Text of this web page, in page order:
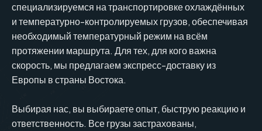
специализируемся на транспортировке охлаждённых
и температурно-контролируемых грузов, обеспечивая
необходимый температурный режим на всём
протяжении маршрута. Для тех, для кого важна
скорость, мы предлагаем экспресс-доставку из
Европы в страны Востока.
Выбирая нас, вы выбираете опыт, быструю реакцию и
ответственность. Все грузы застрахованы,